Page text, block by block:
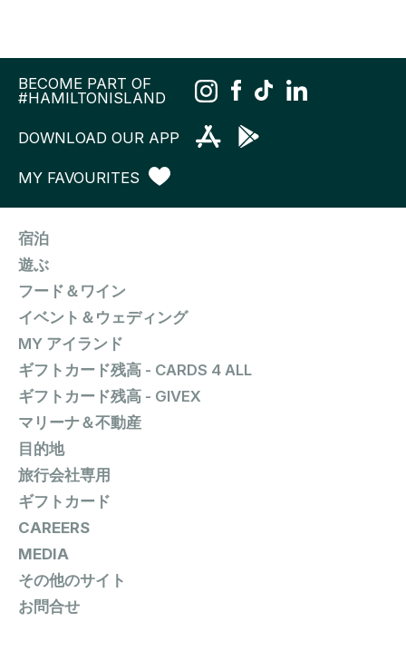
BECOME PART OF
#HAMILTONISLAND
DOWNLOAD OUR APP
MY FAVOURITES
宿泊
遊ぶ
フード＆ワイン
イベント＆ウェディング
MY アイランド
ギフトカード残高 - CARDS 4 ALL
ギフトカード残高 - GIVEX
マリーナ＆不動産
目的地
旅行会社専用
ギフトカード
CAREERS
MEDIA
その他のサイト
お問合せ